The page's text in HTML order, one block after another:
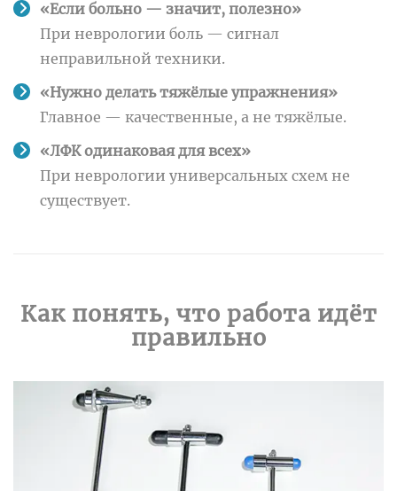
«Если больно — значит, полезно»
При неврологии боль — сигнал
неправильной техники.
«Нужно делать тяжёлые упражнения»
Главное — качественные, а не тяжёлые.
«ЛФК одинаковая для всех»
При неврологии универсальных схем не
существует.
Как понять, что работа идёт
правильно